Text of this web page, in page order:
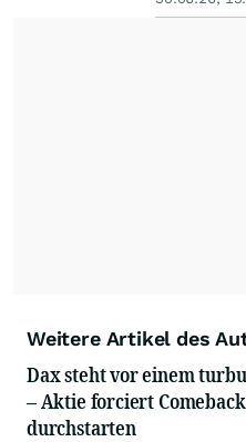
Weitere Artikel des
Dax steht vor einem
– Aktie forciert
durchstarten